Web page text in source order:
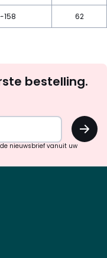
158 62
bestelling.
OK
nieuwsbrief vanuit uw